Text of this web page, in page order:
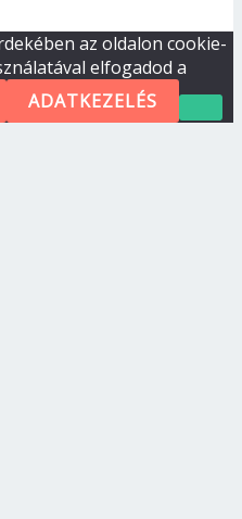
az oldalon cookie-
elfogadod a
ADATKEZELÉS